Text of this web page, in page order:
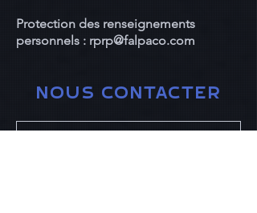
Protection des renseignements
personnels : rprp@falpaco.com
NOUS CONTACTER